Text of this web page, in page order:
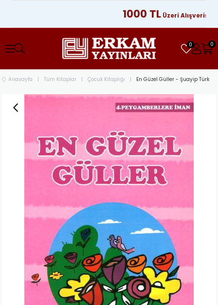
1000 TL Üzeri
0 0
Anasayfa Tüm Kitaplar Çocuk Kitaplığı En Güzel Güller - Şuayip Türk